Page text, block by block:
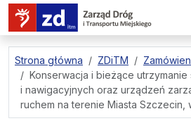
przejdź do treści strony
Strona główna ZDiTM
Konserwacja i bieżące
i nawigacyjnych oraz urządzeń
ruchem na terenie Miasta Szczecin,